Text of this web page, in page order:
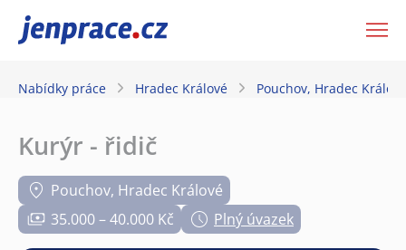
JenPráce.cz
Nabídky práce Hradec Králové Pouchov, Hradec Králové
Kurýr - řidič
Pouchov, Hradec Králové
35.000 – 40.000 Kč
Plný úvazek